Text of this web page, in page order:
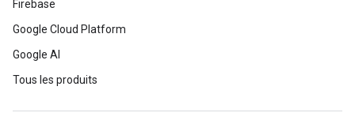
Firebase
Google Cloud Platform
Google AI
Tous les produits